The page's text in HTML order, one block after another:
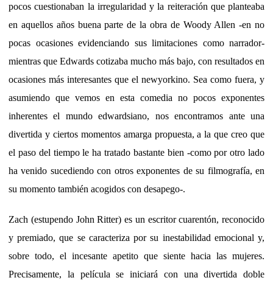
pocos cuestionaban la irregularidad y la reiteración que planteaba
en aquellos años buena parte de la obra de Woody Allen -en no
pocas ocasiones evidenciando sus limitaciones como narrador-
mientras que Edwards cotizaba mucho más bajo, con resultados en
ocasiones más interesantes que el newyorkino. Sea como fuera, y
asumiendo que vemos en esta comedia no pocos exponentes
inherentes el mundo edwardsiano, nos encontramos ante una
divertida y ciertos momentos amarga propuesta, a la que creo que
el paso del tiempo le ha tratado bastante bien -como por otro lado
ha venido sucediendo con otros exponentes de su filmografía, en
su momento también acogidos con desapego-.
Zach (estupendo John Ritter) es un escritor cuarentón, reconocido
y premiado, que se caracteriza por su inestabilidad emocional y,
sobre todo, el incesante apetito que siente hacia las mujeres.
Precisamente, la película se iniciará con una divertida doble